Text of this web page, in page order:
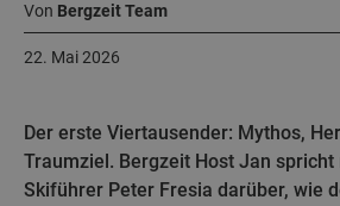
Von Bergzeit Team
22. Mai 2026
Der erste Viertausender: Mythos,
Traumziel. Bergzeit Host Jan spricht
Skiführer Peter Fresia darüber, wie